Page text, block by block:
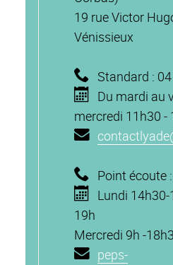
19 rue Victor
Vénissieux
Standard :
Du mardi au
mercredi 11h30 -
Point écoute
Lundi 14h30-
19h
Mercredi 9h -
peps-